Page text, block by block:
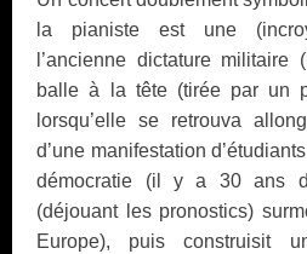
la pianiste est une
l’ancienne dictature militaire
balle à la tête (tirée par un
lorsqu’elle se retrouva
d’une manifestation
démocratie (il y a 30 ans
(déjouant les pronostics)
Europe), puis construisit